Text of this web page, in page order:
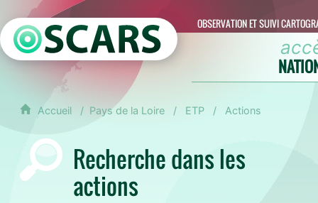
OBSERVATION ET SUIVI
Accueil Pays de la Loire ETP Actions
Recherche dans les
actions